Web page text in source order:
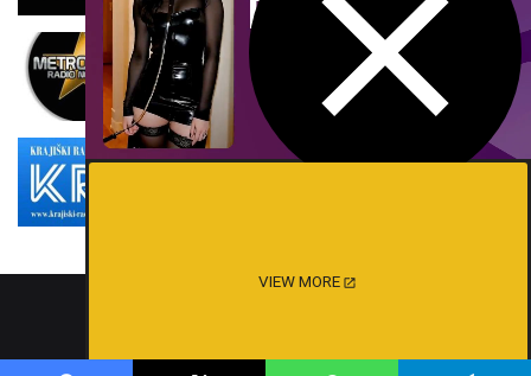
Metropolis Radio
1 седмица ago
Krajiški Radio Dubica
VIEW MORE